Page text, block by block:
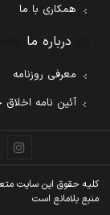
همکاری با ما
درباره ما
معرفی روزنامه
آئین نامه اخلاق
کليه حقوق اين سايت
منبع بلامانع است